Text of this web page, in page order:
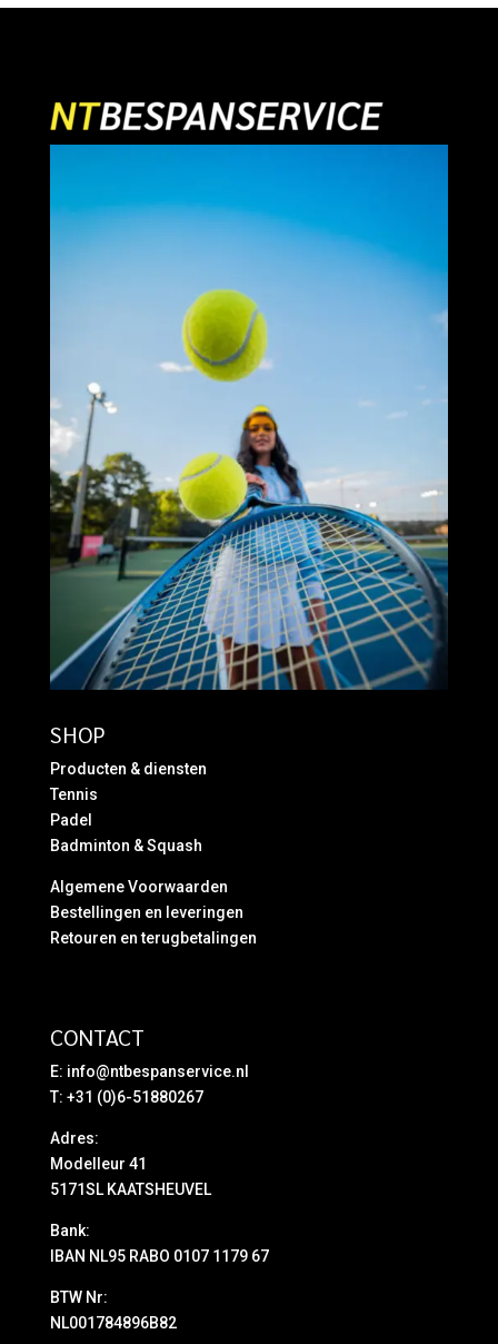
SHOP
Producten & diensten
Tennis
Padel
Badminton & Squash
Algemene Voorwaarden
Bestellingen en leveringen
Retouren en terugbetalingen
CONTACT
E: info@ntbespanservice.nl
T: +31 (0)6-51880267
Adres:
Modelleur 41
5171SL KAATSHEUVEL
Bank:
IBAN NL95 RABO 0107 1179 67
BTW Nr:
NL001784896B82